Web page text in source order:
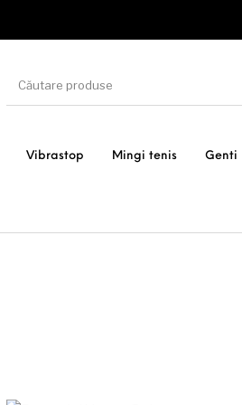
Vibrastop Mingi tenis Genti